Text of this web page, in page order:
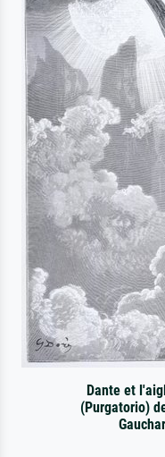
Dante et
(Purgatorio)